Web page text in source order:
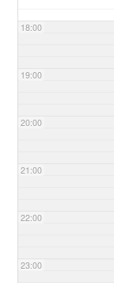
18:00
19:00
20:00
21:00
22:00
23:00